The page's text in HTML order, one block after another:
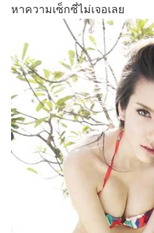
หาความเซ็กซี่ไม่เจอเลย